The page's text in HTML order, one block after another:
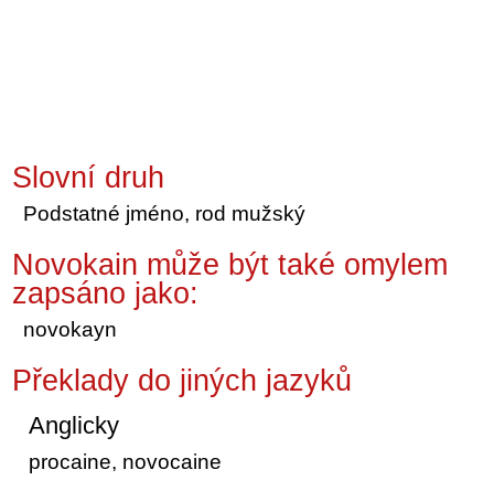
Slovní druh
Podstatné jméno, rod mužský
Novokain může být také omylem
zapsáno jako:
novokayn
Překlady do jiných jazyků
Anglicky
procaine, novocaine